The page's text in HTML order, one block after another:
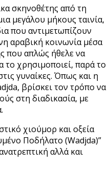
σκηνοθέτης από τη
μεγάλου μήκους ταινία,
που αντιμετωπίζουν
αραβική κοινωνία μέσα
που απλώς ήθελε να
το χρησιμοποιεί, παρά το
γυναίκες. Όπως και η
βρίσκει τον τρόπο να
στη διαδικασία, με
χιούμορ και οξεία
Ποδήλατο (Wadjda)”
αλλά και